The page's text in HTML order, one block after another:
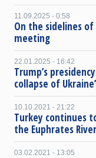
11.09.2025 - 0:58
On the sidelines
meeting
22.01.2025 - 16:42
Trump’s
collapse of
10.10.2021 - 21:22
Turkey continues
the Euphrates River
03.02.2021 - 13:05